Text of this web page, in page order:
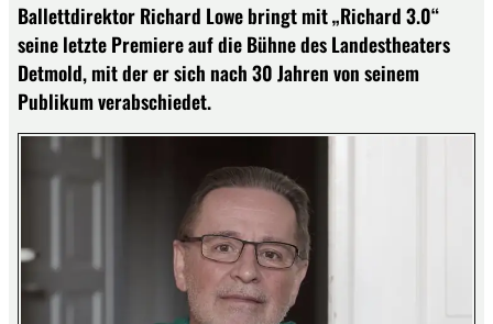
Ballettdirektor Richard Lowe bringt mit „Richard 3.0“
seine letzte Premiere auf die Bühne des Landestheaters
Detmold, mit der er sich nach 30 Jahren von seinem
Publikum verabschiedet.